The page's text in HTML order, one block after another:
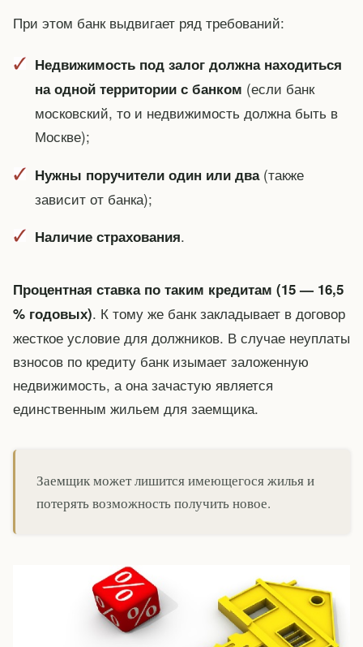
При этом банк выдвигает ряд требований:
Недвижимость под залог должна находиться
на одной территории с банком (если банк
московский, то и недвижимость должна быть в
Москве);
Нужны поручители один или два(также
зависит от банка);
Наличие страхования.
Процентная ставка по таким кредитам (15 — 16,5
% годовых). К тому же банк закладывает в договор
жесткое условие для должников. В случае неуплаты
взносов по кредиту банк изымает заложенную
недвижимость, а она зачастую является
единственным жильем для заемщика.
Заемщик может лишится имеющегося жилья и
потерять возможность получить новое.